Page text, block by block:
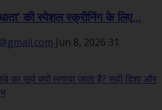
की स्पेशल स्क्रीनिंग के लिए...
Jun 8, 2026 31